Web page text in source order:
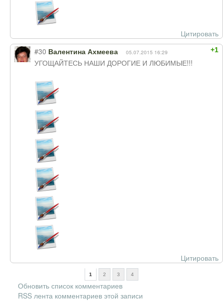
Цитировать
+1
#30 Валентина Ахмеева 05.07.2015 16:29
УГОЩАЙТЕСЬ НАШИ ДОРОГИЕ И ЛЮБИМЫЕ!!!
Цитировать
1 2 3 4
Обновить список комментариев
RSS лента комментариев этой записи